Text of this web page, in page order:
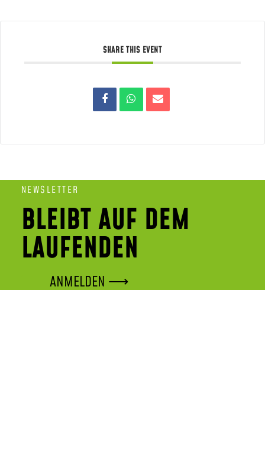
SHARE THIS EVENT
NEWSLETTER
BLEIBT AUF DEM
LAUFENDEN
ANMELDEN ⟶